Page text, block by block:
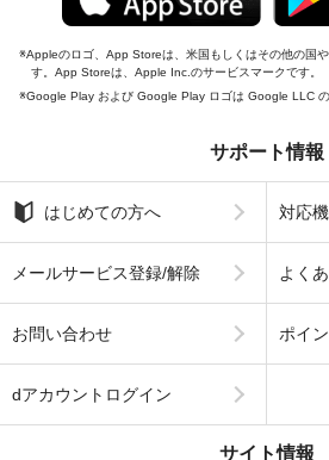
Appleのロゴ、App Storeは、米国もしくはその他の国
す。App Storeは、Apple Inc.のサービスマークです。
Google Play および Google Play ロゴは Google LLC の
サポート情報
はじめての方へ 対応
メールサービス登録/解除 よく
お問い合わせ ポイ
dアカウントログイン
サイト情報